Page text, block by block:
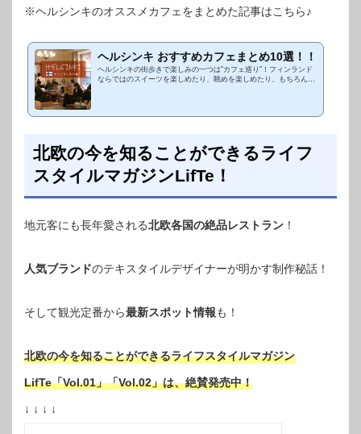
※ヘルシンキのオススメカフェをまとめた記事はこちら♪
ヘルシンキ おすすめカフェまとめ10選！！
ヘルシンキの街歩きで楽しみの一つは"カフェ巡り"！フィンランド
ならではのスイーツを楽しめたり、眺めを楽しめたり、もちろん美
北欧の今を知ることができるライフ
スタイルマガジンLifTe！
地元客にも長年愛される北欧各国の絶品レストラン ！
人気ブランドのテキスタイルデザイナーが明かす制作秘話！
そして観光定番から最新スポット情報も！
北欧の今を知ることができるライフスタイルマガジン
LifTe「Vol.01」「Vol.02」は、絶賛発売中！
↓ ↓ ↓ ↓